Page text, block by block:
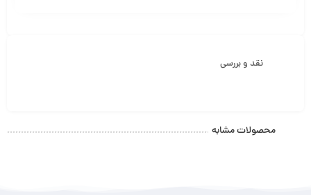
نقد و بررسی
محصولات مشابه